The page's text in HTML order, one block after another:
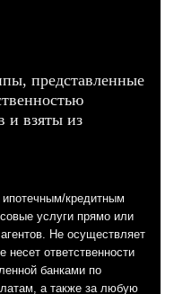
представленные
и взяты из
кредитным
услуги прямо или
Не осуществляет
несет ответственности
банками по
а также за любую